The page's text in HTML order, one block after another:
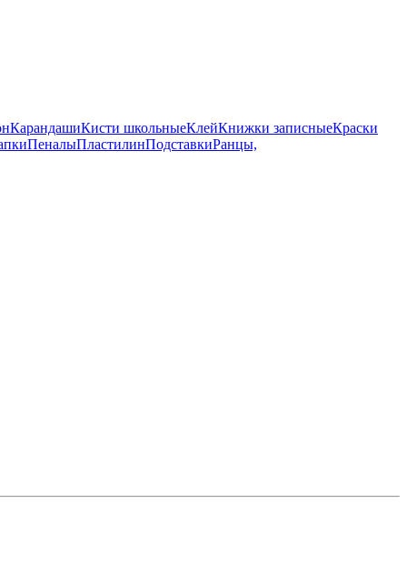
КарандашиКисти школьныеКлейКнижки записныеКраски
ПеналыПластилинПодставкиРанцы,